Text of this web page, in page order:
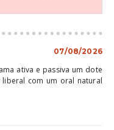
07/08/2026
ativa e passiva um dote
com um oral natural